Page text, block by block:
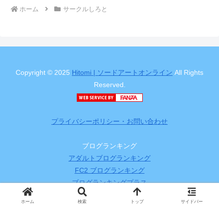
ホーム サークルしろと
Copyright © 2025 Hitomi | ソードアートオンライン All Rights
Reserved.
プライバシーポリシー・お問い合わせ
ブログランキング
アダルトブログランキング
FC2 ブログランキング
ブログランキングプラス
ホーム 検索 トップ サイドバー